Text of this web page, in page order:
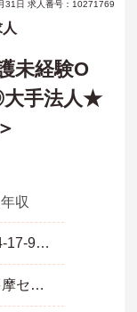
ワークを評価する特
れることで、高い
指せます。
ないペースで働け
がないため、ご自
安心感が得られま
備されているた
けます。
が設けられてお
が可能です。
31日 求人番号：10271769
未経験O
大手法人★
収
東京都 多摩市 愛宕4-17-9 ショウエイビル2F
多摩モノレール「多摩センター駅」徒歩7分